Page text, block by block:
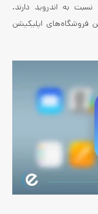
به اندروید دارند.
فروشگاه‌های اپلیکیشن